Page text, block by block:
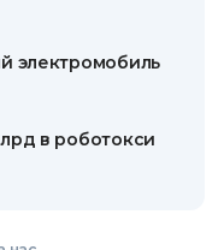
электромобиль
в роботокси